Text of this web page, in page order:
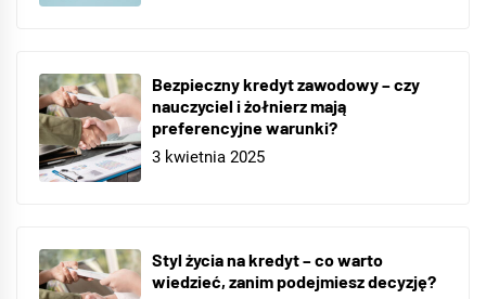
Bezpieczny kredyt zawodowy – czy
nauczyciel i żołnierz mają
preferencyjne warunki?
3 kwietnia 2025
Styl życia na kredyt – co warto
wiedzieć, zanim podejmiesz decyzję?